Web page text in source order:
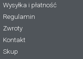
Wysyłka i płatność
Regulamin
Zwroty
Kontakt
Skup